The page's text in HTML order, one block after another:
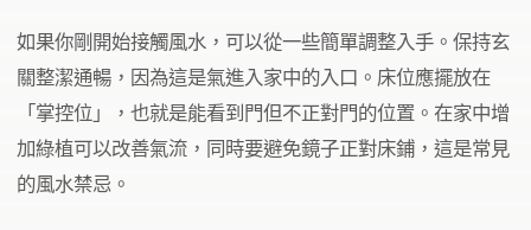
如果你剛開始接觸風水，可以從一些簡單調整入手。保持玄
關整潔通暢，因為這是氣進入家中的入口。床位應擺放在
「掌控位」，也就是能看到門但不正對門的位置。在家中增
加綠植可以改善氣流，同時要避免鏡子正對床鋪，這是常見
的風水禁忌。